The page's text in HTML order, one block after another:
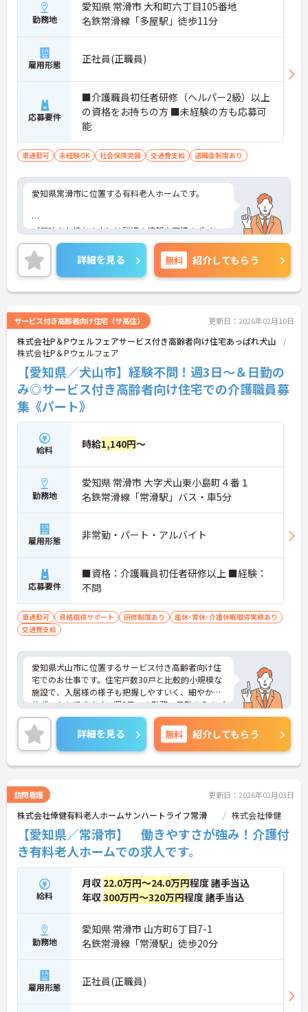
勤務地
愛知県 常滑市 大和町六丁目105番地
名鉄常滑線「多屋駅」徒歩11分
雇用形態 正社員(正職員)
応募要件
■介護職員初任者研修（ヘルパー2級）以上
の資格をお持ちの方 ■未経験の方も応募可
能
車通勤可 未経験OK 社会保険完備 交通費支給 退職金制度あり
愛知県常滑市に位置する有料老人ホームです。
ご興味をお持ちの方には詳細の情報や面接のポイン
トをお伝えしますのでお気軽にお問い合わせくださ
いませ。
詳細を見る 無料 紹介してもらう
サービス付き高齢者向け住宅（サ高住） 更新日：2026年02月10日
株式会社P＆Pウェルフェアサービス付き高齢者向け住宅あっぱれ犬山
株式会社P＆Pウェルフェア
【愛知県／犬山市】経験不問！週3日～＆日勤の
み◎サービス付き高齢者向け住宅での介護職員募
集《パート》
給料 時給1,140円～
勤務地
愛知県 常滑市 大字犬山東小島町４番１
名鉄常滑線「常滑駅」バス・車5分
雇用形態 非常勤・パート・アルバイト
応募要件
■資格：介護職員初任者研修以上 ■経験：
不問
車通勤可 資格取得サポート 研修制度あり
産休･育休･介護休暇取得実績あり
交通費支給
愛知県犬山市に位置するサービス付き高齢者向け住
宅でのお仕事です。住宅戸数30戸と比較的小規模な
施設で、入居様の様子も把握しやすいく、細やかな
サポートもできます。週3日～の勤務、日勤のみのご
勤務ですので、生活リズムを整えやすく無理なくご
勤務いただけます♪ご興味のある方には、面接対策
ポイントなど、さらに詳細をお話しいたしますので
お気軽にご相談ください！
詳細を見る 無料 紹介してもらう
訪問看護 更新日：2026年02月03日
株式会社倖健有料老人ホームサンハートライフ常滑 株式会社倖健
【愛知県／常滑市】 働きやすさが強み！介護付
き有料老人ホームでの求人です。
給料
月収 22.0万円～24.0万円程度 諸手当込
年収300万円～320万円程度 諸手当込
勤務地
愛知県 常滑市 山方町6丁目7-1
名鉄常滑線「常滑駅」徒歩20分
雇用形態 正社員(正職員)